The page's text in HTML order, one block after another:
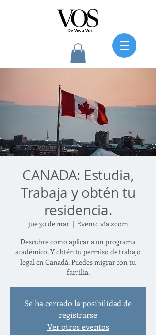
CANADA: Estudia,
Trabaja y obtén tu
residencia.
jue 30 de mar
  |
Evento vía zoom
Descubre como aplicar a un programa
académico. Y obtén tu permiso de trabajo
legal en Canadá. Puedes migrar con tu
familia.
Se ha cerrado la posibilidad de
registrarse
Ver otros eventos